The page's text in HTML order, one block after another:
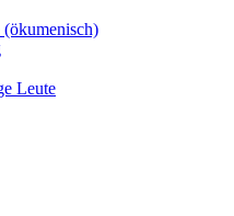
(ökumenisch)
Leute